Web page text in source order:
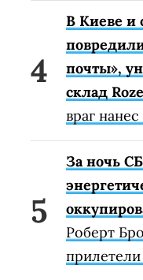
В Киеве и
почты»,
склад
враг
За ночь
Роберт